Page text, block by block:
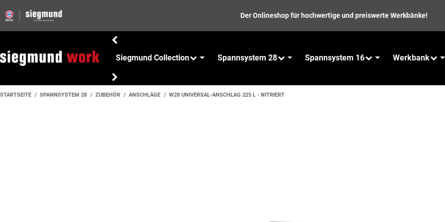
Der Onlineshop für hochwertige und preiswerte Werkbänke!
Siegmund Collection Spannsystem 28 Spannsystem 16 Werkbank
STARTSEITE SPANNSYSTEM 28 ZUBEHÖR ANSCHLÄGE W28 UNIVERSAL-ANSCHLAG 225 L - NITRIERT